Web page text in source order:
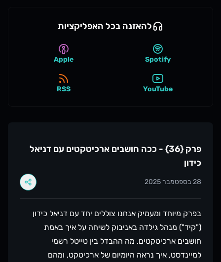
להאזנה בכל האפליקציות
Spotify
Apple
YouTube
RSS
פרק {36} - ככה חושבים ארכיטקטים עם דניאל
כידון
28 בספטמבר 2025
בפרק מיוחד ומעמיק אנחנו צוללים יחד עם דניאל כידון
("קיד") מנהל גילדה באניבוק לשיחה על איך באמת
חושבים ארכיטקטים. מה ההבדל בין טייטל רשמי
למיינדסט, איך נראה היומיום של ארכיטקט, ומהם